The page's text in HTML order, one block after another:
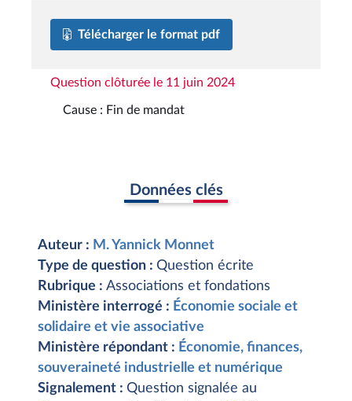
Télécharger le format pdf
Question clôturée le 11 juin 2024
Cause : Fin de mandat
Données clés
Auteur : M. Yannick Monnet
Type de question : Question écrite
Rubrique : Associations et fondations
Ministère interrogé : Économie sociale et
solidaire et vie associative
Ministère répondant : Économie, finances,
souveraineté industrielle et numérique
Signalement : Question signalée au